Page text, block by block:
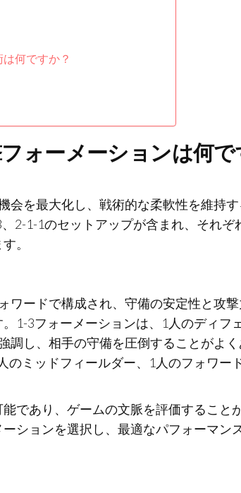
何ですか？
ォーメーションは何で
会を最大化し、戦術的な柔軟性を維持
2-1-1のセットアップが含まれ、それぞ
。
ワードで構成され、守備の安定性と攻
1-3フォーメーションは、1人のディフ
調し、相手の守備を圧倒することがよく
ミッドフィールダー、1人のフォワー
であり、ゲームの文脈を評価すること
ションを選択し、最適なパフォーマン